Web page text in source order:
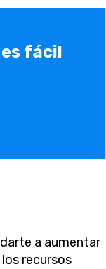
fácil
a aumentar
recursos